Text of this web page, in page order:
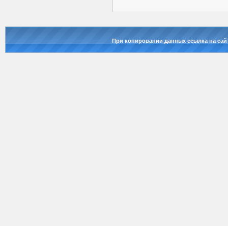
При копировании данных ссылка на